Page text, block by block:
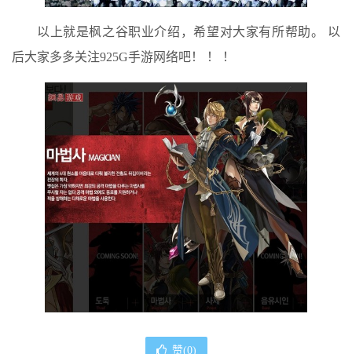
以上就是枫之谷职业介绍，希望对大家有所帮助。 以
后大家多多关注925G手游网络吧！ ！ ！
赞(0)